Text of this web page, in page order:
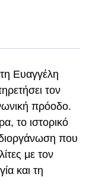
Ευαγγέλη
τον
πρόοδο.
το ιστορικό
που
με τον
και τη